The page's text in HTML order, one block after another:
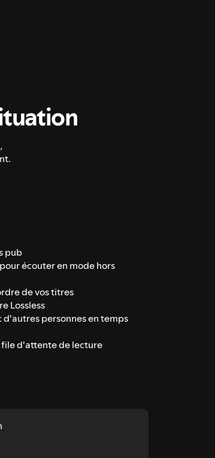
pub
écouter en mode hors
de vos titres
Lossless
d'autres personnes en temps
d'attente de lecture